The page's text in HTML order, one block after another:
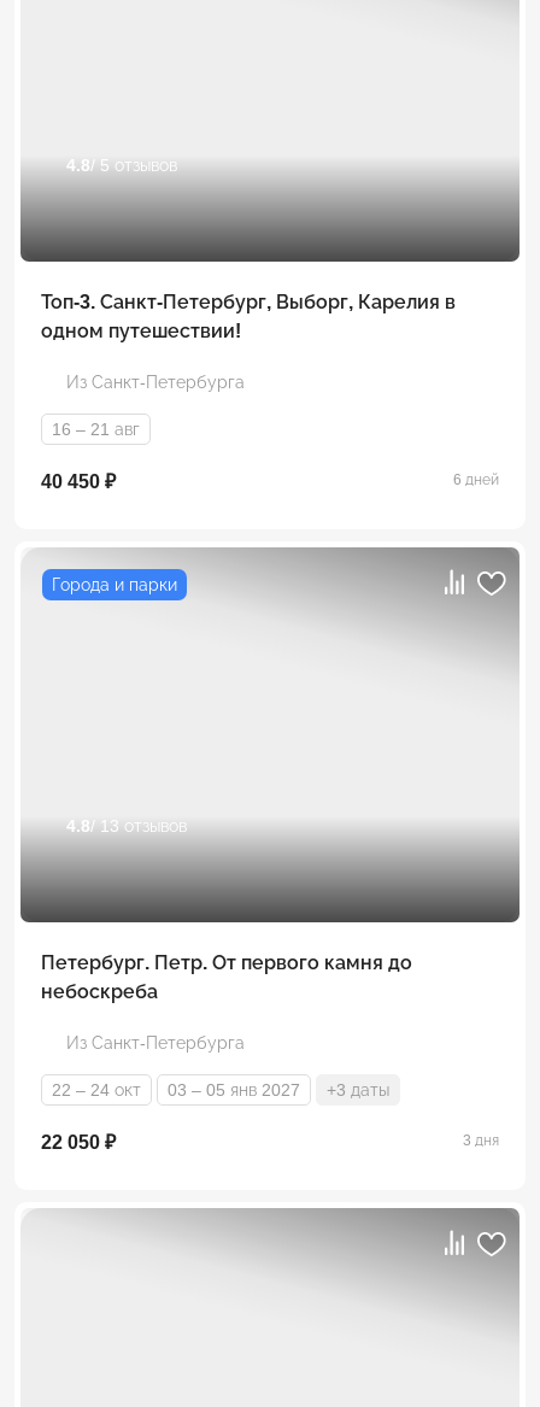
4.8/ 5 отзывов
Топ-3. Санкт-Петербург, Выборг, Карелия в
одном путешествии!
Из Санкт-Петербурга
16 – 21 авг
40 450 ₽ 6 дней
Города и парки
4.8/ 13 отзывов
Петербург. Петр. От первого камня до
небоскреба
Из Санкт-Петербурга
22 – 24 окт 03 – 05 янв 2027 +3 даты
22 050 ₽ 3 дня